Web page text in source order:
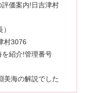
価案内!日吉津村
村3076
紹介!管理番号
美海の解説でした